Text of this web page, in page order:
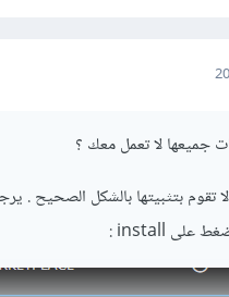
جميعها لا تعمل معك ؟
: